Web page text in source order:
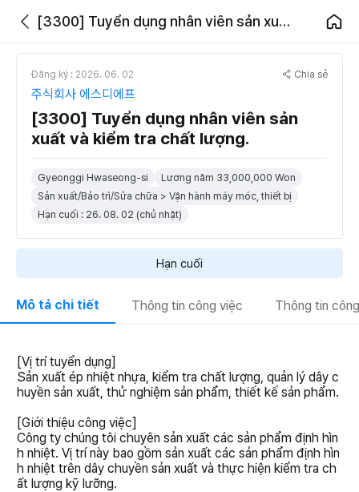
[3300] Tuyển dụng nhân viên sản xuất và kiểm tra chất lượng.
Đăng ký : 2026. 06. 02 Chia sẻ
주식회사 에스디에프
[3300] Tuyển dụng nhân viên sản
xuất và kiểm tra chất lượng.
Gyeonggi Hwaseong-si
Lương năm 33,000,000 Won
Sản xuất/Bảo trì/Sửa chữa > Vận hành máy móc, thiết bị
Hạn cuối : 26. 08. 02 (chủ nhật)
Hạn cuối
Mô tả chi tiết Thông tin công việc Thông tin
[Vị trí tuyển dụng]
Sản xuất ép nhiệt nhựa, kiểm tra chất lượng, quản lý dây c
huyền sản xuất, thử nghiệm sản phẩm, thiết kế sản phẩm.
[Giới thiệu công việc]
Công ty chúng tôi chuyên sản xuất các sản phẩm định hìn
h nhiệt. Vị trí này bao gồm sản xuất các sản phẩm định hìn
h nhiệt trên dây chuyền sản xuất và thực hiện kiểm tra ch
ất lượng kỹ lưỡng.